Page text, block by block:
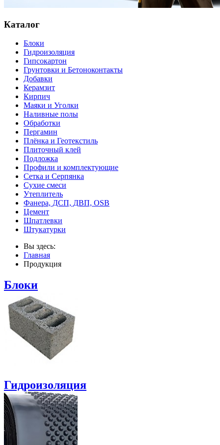
Каталог
Блоки
Гидроизоляция
Гипсокартон
Грунтовки и Бетоноконтакты
Добавки
Керамзит
Кирпич
Маяки и Уголки
Наливные полы
Обработки
Пергамин
Плёнка и Геотекстиль
Плиточный клей
Подложка
Профили и комплектующие
Сетка и Серпянка
Сухие смеси
Утеплитель
Фанера, ДСП, ДВП, OSB
Цемент
Шпатлевки
Штукатурки
Вы здесь:
Главная
Продукция
Блоки
Гидроизоляция